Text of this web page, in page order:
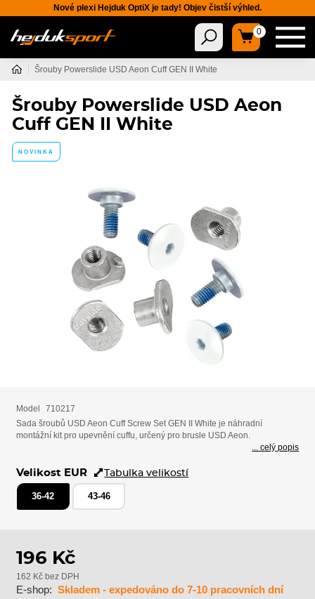
Nové plexi Hejduk OptiX je tady! Objev čistší výhled.
0
Šrouby Powerslide USD Aeon Cuff GEN II White
Šrouby Powerslide USD Aeon
Cuff GEN II White
NOVINKA
Model
710217
Sada šroubů USD Aeon Cuff Screw Set GEN II White je náhradní
montážní kit pro upevnění cuffu, určený pro brusle USD Aeon.
... celý popis
Velikost EUR Tabulka velikostí
36-42 43-46
196 Kč
162 Kč bez DPH
E-shop: Skladem - expedováno do 7-10 pracovních dní